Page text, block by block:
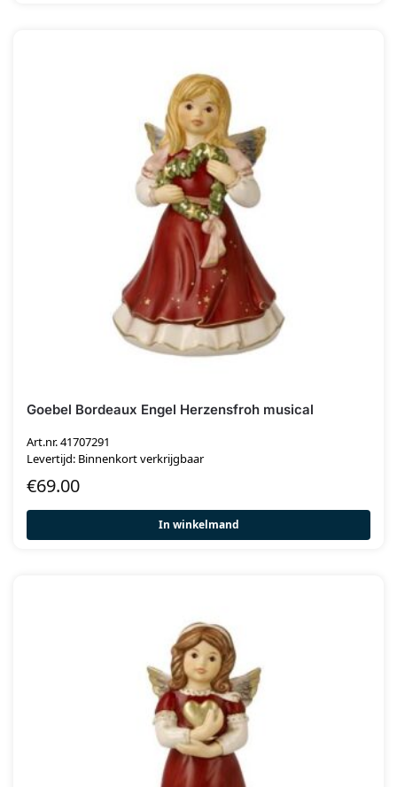
Goebel Bordeaux Engel Herzensfroh musical
Art.nr. 41707291
Levertijd: Binnenkort verkrijgbaar
€69.00
In winkelmand